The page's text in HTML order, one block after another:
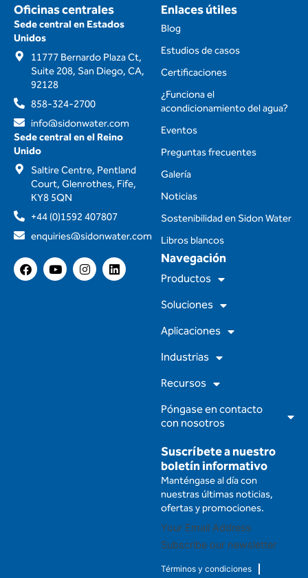
Oficinas centrales
Sede central en Estados
Unidos
11777 Bernardo Plaza Ct,
Suite 208, San Diego, CA,
92128
858-324-2700
info@sidonwater.com
Sede central en el Reino
Unido
Saltire Centre, Pentland
Court, Glenrothes, Fife,
KY8 5QN
+44 (0)1592 407807
enquiries@sidonwater.com
F
a
Y
o
I
n
L
i
Suscríbete a nuestro
boletín informativo
Manténgase al día con
nuestras últimas noticias,
ofertas y promociones.
Subscribe our newsletter
Términos y condiciones
Navegación
Productos
Soluciones
Aplicaciones
Industrias
Recursos
Póngase en contacto
con nosotros
Enlaces útiles
Blog
Estudios de casos
Certificaciones
¿Funciona el
acondicionamiento del agua?
Eventos
Preguntas frecuentes
Galería
Noticias
Sostenibilidad en Sidon Water
Libros blancos